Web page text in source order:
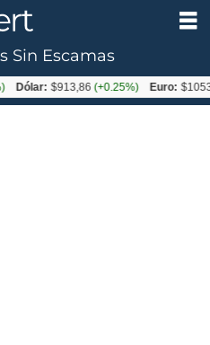
Sin Escamas
$913,86(+0.25%) Euro: $1053,08(-